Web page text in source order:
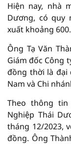
Hiện nay, nhà
Dương, có quy
xuất khoảng
Ông Tạ Văn
Giám đốc Công
đồng thời là đại
Nam và Chi
Theo thông tin
Nghiệp Thái
tháng 12/2023,
đồng. Ông